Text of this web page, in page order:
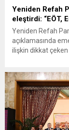
Yeniden Refah
eleştirdi: “EÖT,
Yeniden Refah
açıklamasında
ilişkin dikkat
mağdur edildiğini
Şahin, “Adalet